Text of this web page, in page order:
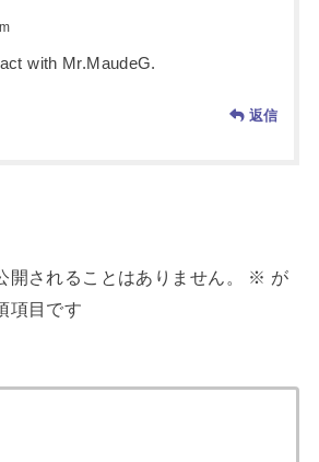
with Mr.MaudeG.
返信
開されることはありません。 ※ が
項目です